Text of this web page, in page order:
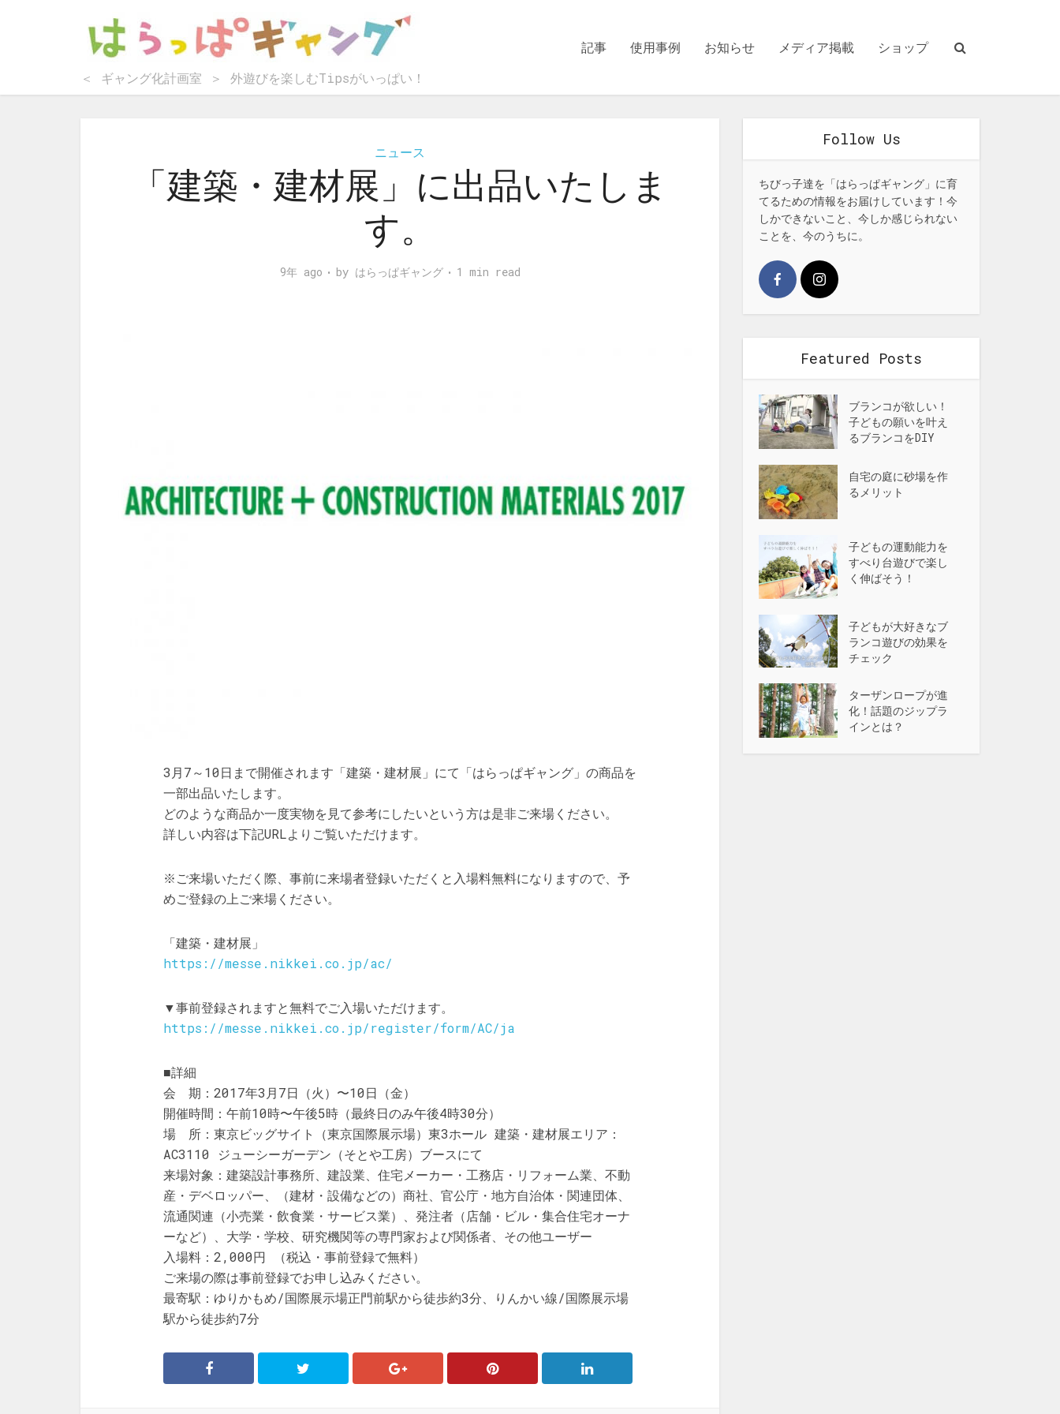
＜ ギャング化計画室 ＞ 外遊びを楽しむTipsがいっぱい！
記事 使用事例 お知らせ メディア掲載 ショップ
ニュース
「建築・建材展」に出品いたしま
す。
9年 ago by はらっぱギャング 1 min read
3月7～10日まで開催されます「建築・建材展」にて「はらっぱギャング」の商品を
一部出品いたします。
どのような商品か一度実物を見て参考にしたいという方は是非ご来場ください。
詳しい内容は下記URLよりご覧いただけます。
※ご来場いただく際、事前に来場者登録いただくと入場料無料になりますので、予
めご登録の上ご来場ください。
「建築・建材展」
https://messe.nikkei.co.jp/ac/
▼事前登録されますと無料でご入場いただけます。
https://messe.nikkei.co.jp/register/form/AC/ja
■詳細
会 期：2017年3月7日（火）〜10日（金）
開催時間：午前10時〜午後5時（最終日のみ午後4時30分）
場 所：東京ビッグサイト（東京国際展示場）東3ホール 建築・建材展エリア：
AC3110 ジューシーガーデン（そとや工房）ブースにて
来場対象：建築設計事務所、建設業、住宅メーカー・工務店・リフォーム業、不動
産・デベロッパー、（建材・設備などの）商社、官公庁・地方自治体・関連団体、
流通関連（小売業・飲食業・サービス業）、発注者（店舗・ビル・集合住宅オーナ
ーなど）、大学・学校、研究機関等の専門家および関係者、その他ユーザー
入場料：2,000円 （税込・事前登録で無料）
ご来場の際は事前登録でお申し込みください。
最寄駅：ゆりかもめ/国際展示場正門前駅から徒歩約3分、りんかい線/国際展示場
駅から徒歩約7分
Follow Us
ちびっ子達を「はらっぱギャング」に育
てるための情報をお届けしています！今
しかできないこと、今しか感じられない
ことを、今のうちに。
Featured Posts
ブランコが欲しい！
子どもの願いを叶え
るブランコをDIY
自宅の庭に砂場を作
るメリット
子どもの運動能力を
すべり台遊びで楽し
く伸ばそう！
子どもが大好きなブ
ランコ遊びの効果を
チェック
ターザンロープが進
化！話題のジップラ
インとは？